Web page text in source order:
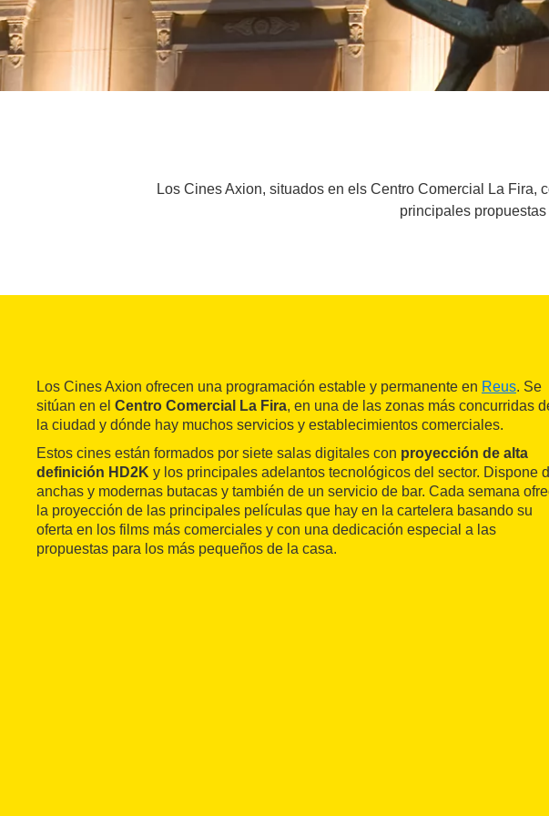
Los Cines Axion, situados en els Centro Comercial La
principales
Los Cines Axion ofrecen una programación estable y permanente en Reus. Se
sitúan en el Centro Comercial La Fira, en una de las zonas más concurridas
la ciudad y dónde hay muchos servicios y establecimientos comerciales.
Estos cines están formados por siete salas digitales con proyección de alta
definición HD2K y los principales adelantos tecnológicos del sector. Dispone
anchas y modernas butacas y también de un servicio de bar. Cada semana
la proyección de las principales películas que hay en la cartelera basando su
oferta en los films más comerciales y con una dedicación especial a las
propuestas para los más pequeños de la casa.